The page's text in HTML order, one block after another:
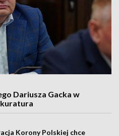
Dariusza Gacka w
Korony Polskiej chce